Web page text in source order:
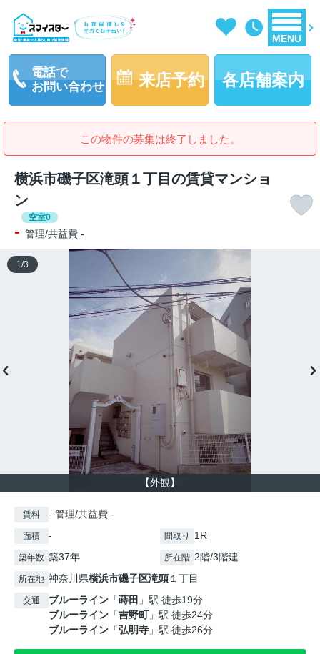
MENU
電話で
お問い合わせ
来店予約 各店舗案内
この物件の募集は終了しました。
横浜市磯子区滝頭１丁目の賃貸マンショ
ン
空室0
- 管理/共益費 -
【外観】
1/3
賃料 - 管理/共益費 -
面積 - 間取り 1R
築年数 築37年 所在階 2階/3階建
所在地 神奈川県横浜市磯子区滝頭 １丁目
交通 ブルーライン 「蒔田 」駅 徒歩19分
ブルーライン 「吉野町」駅 徒歩24分
ブルーライン 「弘明寺 」駅 徒歩26分